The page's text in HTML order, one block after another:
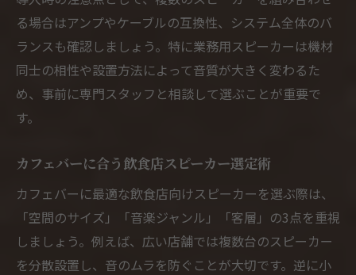
る場合はアンプやケーブルの互換性、システム全体のバ
ランスも確認しましょう。特に業務用スピーカーは機材
同士の相性や設置方法によって音質が大きく変わるた
め、事前に専門スタッフと相談して選ぶことが重要で
す。
カフェバーに合う飲食店スピーカー選定術
カフェバーに最適な飲食店向けスピーカーを選ぶ際は、
「空間のサイズ」「音楽ジャンル」「客層」の3点を重視
しましょう。例えば、広い店舗では複数台のスピーカー
を分散設置し、音のムラを防ぐことが大切です。逆に小